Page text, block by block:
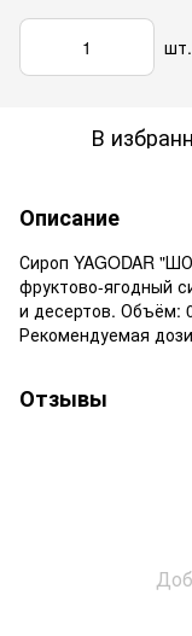
шт.
В
Описание
Сироп YAGODAR
фруктово-ягодный
и десертов. Объём:
Рекомендуемая
Отзывы